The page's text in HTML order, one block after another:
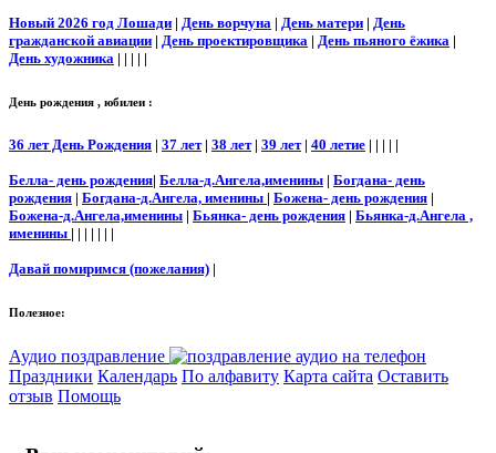
Новый 2026 год Лошади | День ворчуна | День матери | День
гражданской авиации | День проектировщика | День пьяного ёжика |
День художника | | | | |
День рождения , юбилеи :
36 лет День Рождения | 37 лет| 38 лет| 39 лет| 40 летие | | | | |
Белла- день рождения| Белла-д.Ангела,именины | Богдана- день
рождения | Богдана-д.Ангела, именины | Божена- день рождения |
Божена-д.Ангела,именины | Бьянка- день рождения | Бьянка-д.Ангела ,
именины | | | | | | |
Давай помиримся (пожелания) |
Полезное:
Аудио поздравление
Праздники Календарь По алфавиту Карта сайта Оставить
отзыв Помощь